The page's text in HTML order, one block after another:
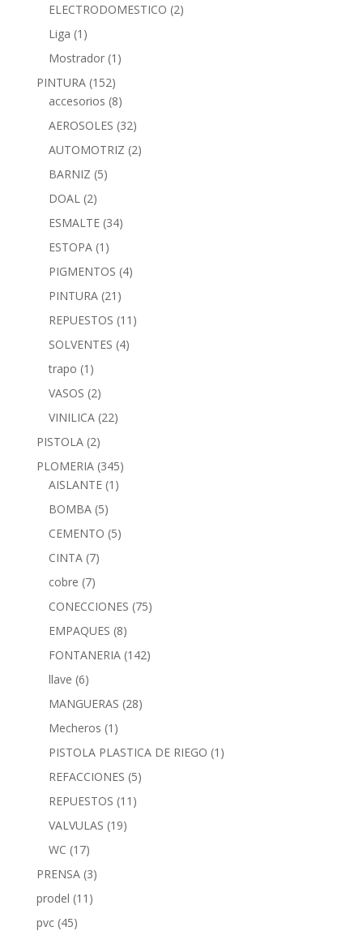
ELECTRODOMESTICO (2)
Liga (1)
Mostrador (1)
PINTURA (152)
accesorios (8)
AEROSOLES (32)
AUTOMOTRIZ (2)
BARNIZ (5)
DOAL (2)
ESMALTE (34)
ESTOPA (1)
PIGMENTOS (4)
PINTURA (21)
REPUESTOS (11)
SOLVENTES (4)
trapo (1)
VASOS (2)
VINILICA (22)
PISTOLA (2)
PLOMERIA (345)
AISLANTE (1)
BOMBA (5)
CEMENTO (5)
CINTA (7)
cobre (7)
CONECCIONES (75)
EMPAQUES (8)
FONTANERIA (142)
llave (6)
MANGUERAS (28)
Mecheros (1)
PISTOLA PLASTICA DE RIEGO (1)
REFACCIONES (5)
REPUESTOS (11)
VALVULAS (19)
WC (17)
PRENSA (3)
prodel (11)
pvc (45)